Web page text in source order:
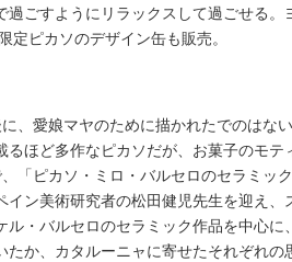
過ごすようにリラックスして過ごせる。
定ピカソのデザイン缶も販売。
、愛娘マヤのために描かれたでのはな
るほど多作なピカソだが、お菓子のモ
「ピカソ・ミロ・バルセロのセラミッ
ン美術研究者の松田健児先生を迎え、
ル・バルセロのセラミック作品を中心に
か、カタルーニャに寄せたそれぞれの